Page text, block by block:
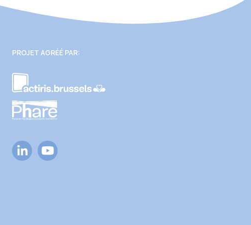
PROJET AGRÉÉ PAR: